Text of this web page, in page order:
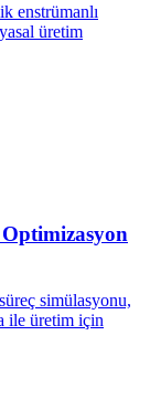
enstrümanlı
üretim
simülasyonu,
ile üretim için